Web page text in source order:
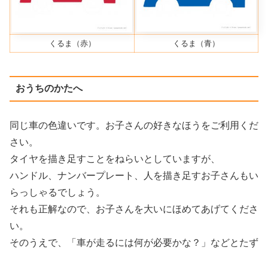
くるま（赤） くるま（青）
おうちのかたへ
同じ車の色違いです。お子さんの好きなほうをご利用くだ
さい。
タイヤを描き足すことをねらいとしていますが、
ハンドル、ナンバープレート、人を描き足すお子さんもい
らっしゃるでしょう。
それも正解なので、お子さんを大いにほめてあげてくださ
い。
そのうえで、「車が走るには何が必要かな？」などとたず